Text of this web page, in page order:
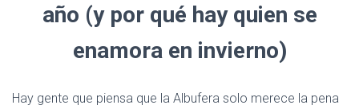
año (y por qué hay quien se
enamora en invierno)
Hay gente que piensa que la Albufera solo merece la pena